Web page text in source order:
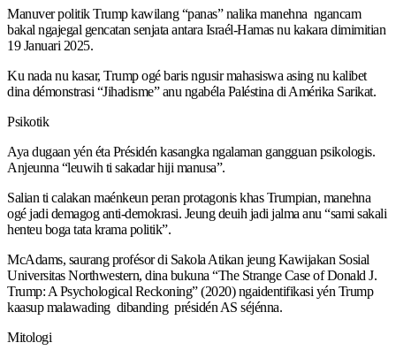
Manuver politik Trump kawilang “panas” nalika manehna ngancam
bakal ngajegal gencatan senjata antara Israél-Hamas nu kakara dimimitian
19 Januari 2025.
Ku nada nu kasar, Trump ogé baris ngusir mahasiswa asing nu kalibet
dina démonstrasi “Jihadisme” anu ngabéla Paléstina di Amérika Sarikat.
Psikotik
Aya dugaan yén éta Présidén kasangka ngalaman gangguan psikologis.
Anjeunna “leuwih ti sakadar hiji manusa”.
Salian ti calakan maénkeun peran protagonis khas Trumpian, manehna
ogé jadi demagog anti-demokrasi. Jeung deuih jadi jalma anu “sami sakali
henteu boga tata krama politik”.
McAdams, saurang profésor di Sakola Atikan jeung Kawijakan Sosial
Universitas Northwestern, dina bukuna “The Strange Case of Donald J.
Trump: A Psychological Reckoning” (2020) ngaidentifikasi yén Trump
kaasup malawading dibanding présidén AS séjénna.
Mitologi